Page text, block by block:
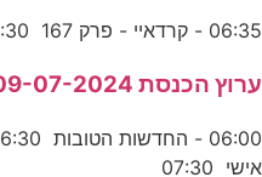
06:35 - קרדאיי - פרק 167 07:30 - אהבה ועונש - פרק 47
ערוץ הכנסת 09-07-2024
אישי 07:30